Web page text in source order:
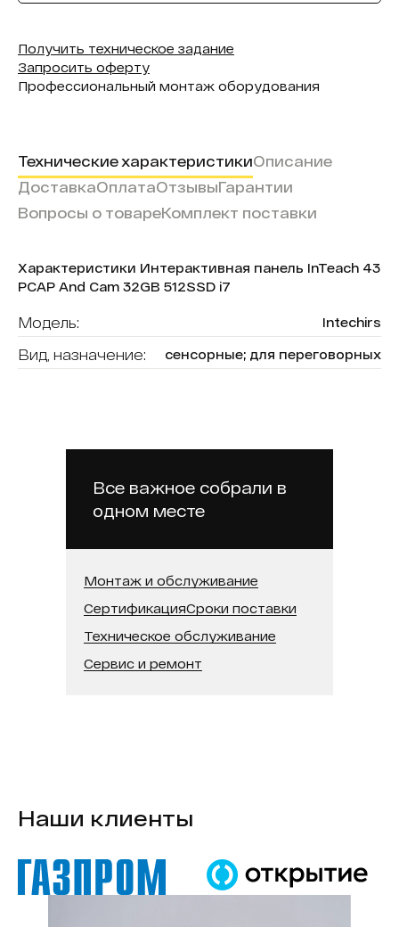
Получить техническое задание
Запросить оферту
Профессиональный монтаж оборудования
Технические характеристикиОписание
ДоставкаОплатаОтзывыГарантии
Вопросы о товареКомплект поставки
Характеристики Интерактивная панель InTeach 43
PCAP And Cam 32GB 512SSD i7
Модель: Intechirs
Вид, назначение: сенсорные; для переговорных
Тип сенсора:
Операционная система:
Оперативная память:
Бренд: Intechirs
Встроенная память (SSD):
Встроенная камера:
В реестре минпромторга:
Модель процессора:
Все важное собрали в
одном месте
Монтаж и обслуживание
СертификацияСроки поставки
Техническое обслуживание
Сервис и ремонт
Наши клиенты